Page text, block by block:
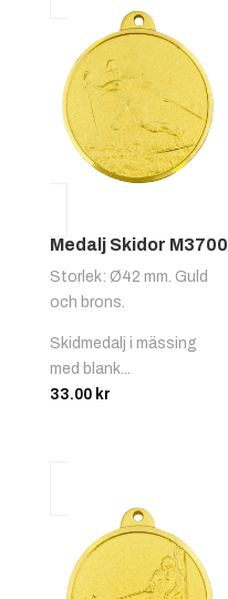
Medalj Skidor M3700
Storlek: Ø42 mm. Guld
och brons.
Skidmedalj i mässing
med blank...
33.00 kr